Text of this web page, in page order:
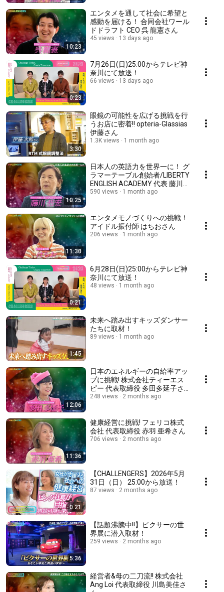
10:23
エンタメを通して社会に希望と
感動を届ける！ 合同会社ワール
ドドラフト CEO 呉 龍憲さん
45 views 13 days ago
0:23
7月26日(日)25:00からテレビ神
奈川にて放送！
66 views 13 days ago
3:30
眼鏡の可能性を広げる挑戦を行
うお店に密着!! opteria-Glassias
伊藤さん
1.3K views 1 month ago
10:25
日本人の英語力を世界一に！ グ
ラマーテーブル創始者/LIBERTY
ENGLISH ACADEMY 代表 藤川
恭宏さん
590 views 1 month ago
11:30
エンタメモノづくりへの挑戦！
アイドル振付師 はちおさん
206 views 1 month ago
0:21
6月28日(日)25:00からテレビ神
奈川にて放送！
48 views 1 month ago
1:45
未来へ踏み出すキッズダンサー
たちに取材！
89 views 1 month ago
12:06
日本のエネルギーの自給率アッ
プに挑戦! 株式会社ティーエス
ピー 代表取締役 多田多延子さ
ん
248 views 2 months ago
11:36
健康経営に挑戦! フェリコ株式
会社 代表取締役 赤羽 亜希さん
706 views 2 months ago
0:21
【CHALLENGERS】2026年5月
31日（日） 25:00から放送！
87 views 2 months ago
5:36
【話題沸騰中!!】ピクサーの世
界展に潜入取材！
259 views 2 months ago
経営者&母の二刀流!! 株式会社
Ang Loi 代表取締役 川島美佳さ